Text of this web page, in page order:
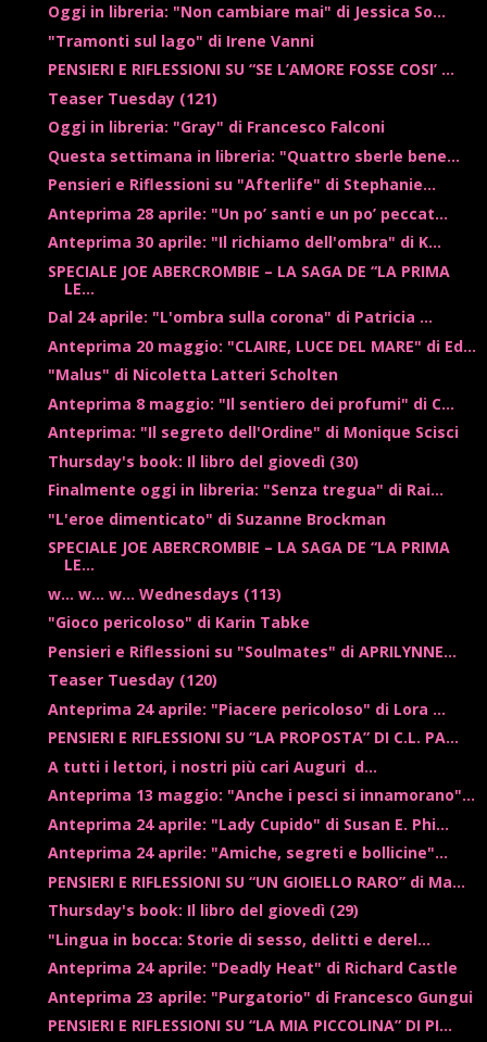
Oggi in libreria: "Non cambiare mai" di Jessica So...
"Tramonti sul lago" di Irene Vanni
PENSIERI E RIFLESSIONI SU “SE L’AMORE FOSSE COSI’ ...
Teaser Tuesday (121)
Oggi in libreria: "Gray" di Francesco Falconi
Questa settimana in libreria: "Quattro sberle bene...
Pensieri e Riflessioni su "Afterlife" di Stephanie...
Anteprima 28 aprile: "Un po’ santi e un po’ peccat...
Anteprima 30 aprile: "Il richiamo dell'ombra" di K...
SPECIALE JOE ABERCROMBIE – LA SAGA DE “LA PRIMA
LE...
Dal 24 aprile: "L'ombra sulla corona" di Patricia ...
Anteprima 20 maggio: "CLAIRE, LUCE DEL MARE" di Ed...
"Malus" di Nicoletta Latteri Scholten
Anteprima 8 maggio: "Il sentiero dei profumi" di C...
Anteprima: "Il segreto dell'Ordine" di Monique Scisci
Thursday's book: Il libro del giovedì (30)
Finalmente oggi in libreria: "Senza tregua" di Rai...
"L'eroe dimenticato" di Suzanne Brockman
SPECIALE JOE ABERCROMBIE – LA SAGA DE “LA PRIMA
LE...
w... w... w... Wednesdays (113)
"Gioco pericoloso" di Karin Tabke
Pensieri e Riflessioni su "Soulmates" di APRILYNNE...
Teaser Tuesday (120)
Anteprima 24 aprile: "Piacere pericoloso" di Lora ...
PENSIERI E RIFLESSIONI SU “LA PROPOSTA” DI C.L. PA...
A tutti i lettori, i nostri più cari Auguri d...
Anteprima 13 maggio: "Anche i pesci si innamorano"...
Anteprima 24 aprile: "Lady Cupido" di Susan E. Phi...
Anteprima 24 aprile: "Amiche, segreti e bollicine"...
PENSIERI E RIFLESSIONI SU “UN GIOIELLO RARO” di Ma...
Thursday's book: Il libro del giovedì (29)
"Lingua in bocca: Storie di sesso, delitti e derel...
Anteprima 24 aprile: "Deadly Heat" di Richard Castle
Anteprima 23 aprile: "Purgatorio" di Francesco Gungui
PENSIERI E RIFLESSIONI SU “LA MIA PICCOLINA” DI PI...